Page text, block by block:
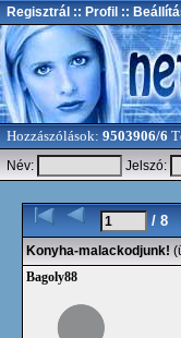
Regisztrál :: Profil ::
Hozzászólások: 9503906/6
Név:
Jelszó:
/ 8
Konyha-malackodjunk!
Bagoly88